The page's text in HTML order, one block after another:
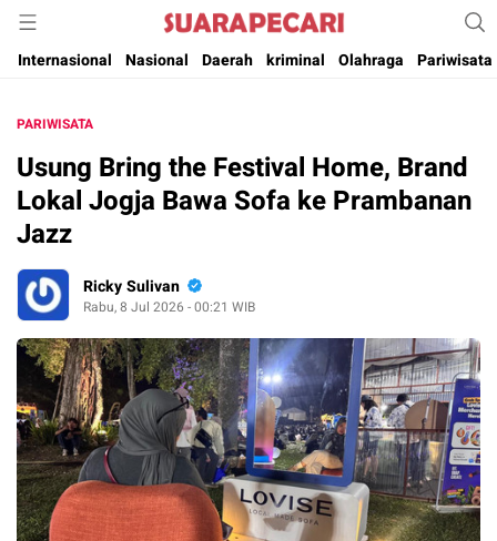
Suara Pecari
Suara Pencerahan Anak Negeri ( Berita Aktual & Terpercaya )
Internasional
Nasional Daerah kriminal Olahraga Pariwisata
PARIWISATA
Usung Bring the Festival Home, Brand
Lokal Jogja Bawa Sofa ke Prambanan
Jazz
Ricky Sulivan
Rabu, 8 Jul 2026 - 00:21 WIB